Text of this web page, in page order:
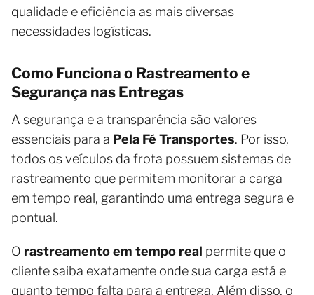
qualidade e eficiência as mais diversas
necessidades logísticas.
Como Funciona o Rastreamento e
Segurança nas Entregas
A segurança e a transparência são valores
essenciais para a Pela Fé Transportes. Por isso,
todos os veículos da frota possuem sistemas de
rastreamento que permitem monitorar a carga
em tempo real, garantindo uma entrega segura e
pontual.
O rastreamento em tempo real permite que o
cliente saiba exatamente onde sua carga está e
quanto tempo falta para a entrega. Além disso, o